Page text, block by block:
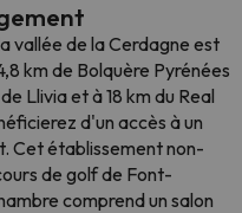
vallée de la Cerdagne est
km de Bolquère Pyrénées
Llivia et à 18 km du Real
d'un accès à un
Cet établissement non-
de golf de Font-
comprend un salon